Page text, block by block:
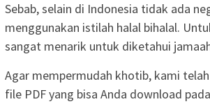
Sebab, selain di Indonesia tidak ada
menggunakan istilah halal bihalal.
sangat menarik untuk diketahui
Agar mempermudah khotib, kami
file PDF yang bisa Anda download